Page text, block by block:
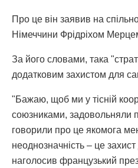
Про це він заявив на
Німеччини Фрідріхом
За його словами, така
додатковим захистом для
"Бажаю, щоб ми у тісній
союзниками, задовольняли
говорили про це якомога
неоднозначність – це
наголосив французький